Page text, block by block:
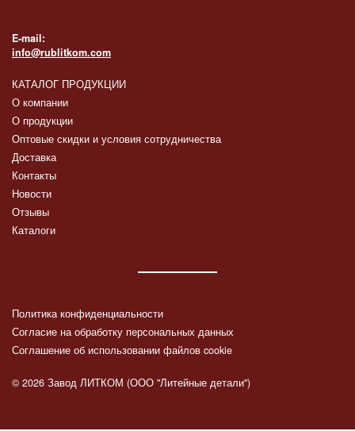
E-mail:
info@rublitkom.com
КАТАЛОГ ПРОДУКЦИИ
О компании
О продукции
Оптовые скидки и условия сотрудничества
Доставка
Контакты
Новости
Отзывы
Каталоги
Политика конфиденциальности
Согласие на обработку персональных данных
Соглашение об использовании файлов cookie
© 2026 Завод ЛИТКОМ (ООО "Литейные детали")